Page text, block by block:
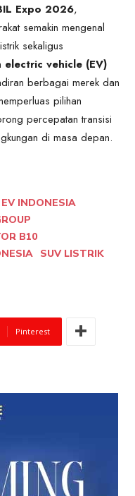
Expo 2026,
semakin mengenal
sekaligus
electric vehicle (EV)
berbagai merek dan
pilihan
percepatan transisi
di masa depan.
EV INDONESIA
B10
SUV LISTRIK
Pinterest